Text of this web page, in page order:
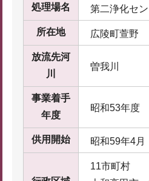
処理場名 第二浄化セ
所在地 広陵町萱野
放流先河
川
曽我川
事業着手
年度
昭和53年度
供用開始 昭和59年4月
11市町村